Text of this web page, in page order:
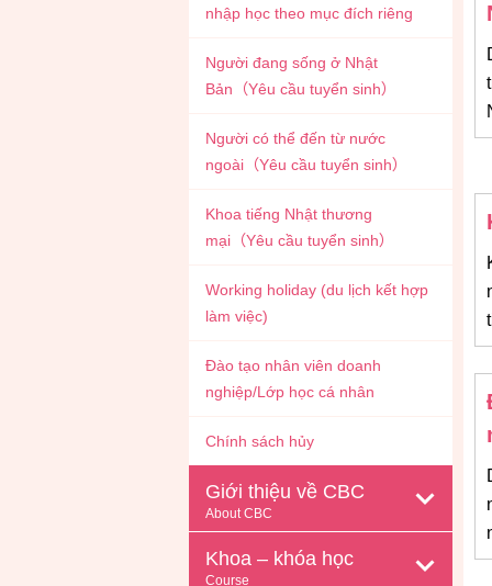
nhập học theo mục đích riêng
Người đang sống ở Nhật
Bản（Yêu cầu tuyển sinh）
Người có thể đến từ nước
ngoài（Yêu cầu tuyển sinh）
Khoa tiếng Nhật thương
mại（Yêu cầu tuyển sinh）
Working holiday (du lịch kết hợp
làm việc)
Đào tạo nhân viên doanh
nghiệp/Lớp học cá nhân
Chính sách hủy
Giới thiệu về CBC
About CBC
Khoa – khóa học
Course